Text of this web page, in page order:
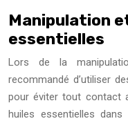
Manipulation
essentielles
Lors de la
recommandé d’utiliser
pour éviter tout contact
huiles essentielles